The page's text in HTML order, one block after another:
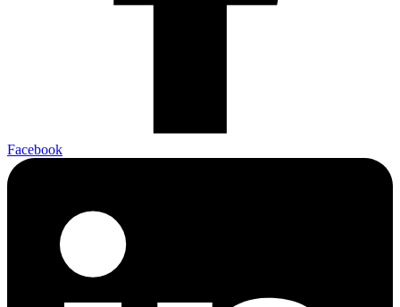
Facebook